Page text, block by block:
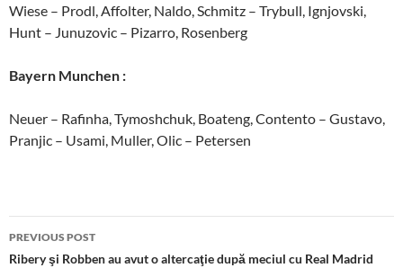
Wiese – Prodl, Affolter, Naldo, Schmitz – Trybull, Ignjovski,
Hunt – Junuzovic – Pizarro, Rosenberg
Bayern Munchen :
Neuer – Rafinha, Tymoshchuk, Boateng, Contento – Gustavo,
Pranjic – Usami, Muller, Olic – Petersen
Post
navigation
PREVIOUS POST
Ribery şi Robben au avut o altercaţie după meciul cu Real Madrid